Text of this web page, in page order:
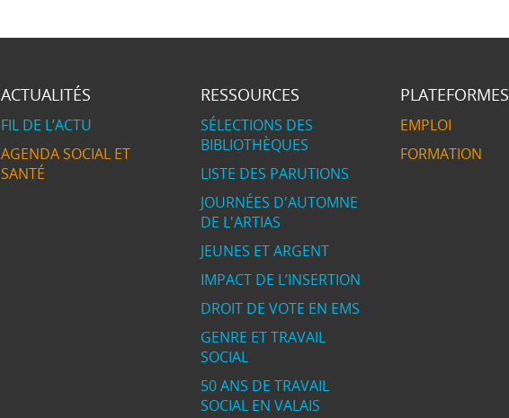
ACTUALITÉS
FIL DE L’ACTU
AGENDA SOCIAL ET
SANTÉ
RESSOURCES
SÉLECTIONS DES
BIBLIOTHÈQUES
LISTE DES PARUTIONS
JOURNÉES D'AUTOMNE
DE L'ARTIAS
JEUNES ET ARGENT
IMPACT DE L’INSERTION
DROIT DE VOTE EN EMS
GENRE ET TRAVAIL
SOCIAL
50 ANS DE TRAVAIL
SOCIAL EN VALAIS
PLATEFORMES
EMPLOI
FORMATION